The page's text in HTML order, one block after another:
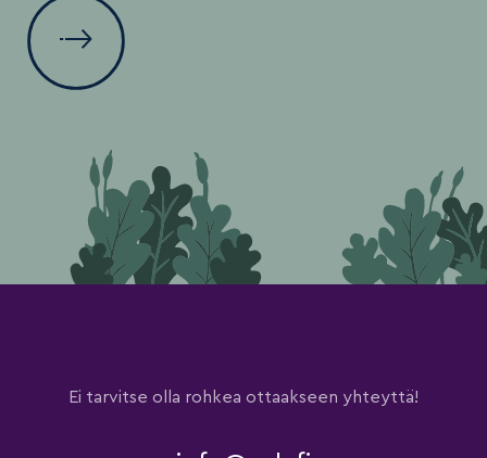
Ei tarvitse olla rohkea ottaakseen yhteyttä!